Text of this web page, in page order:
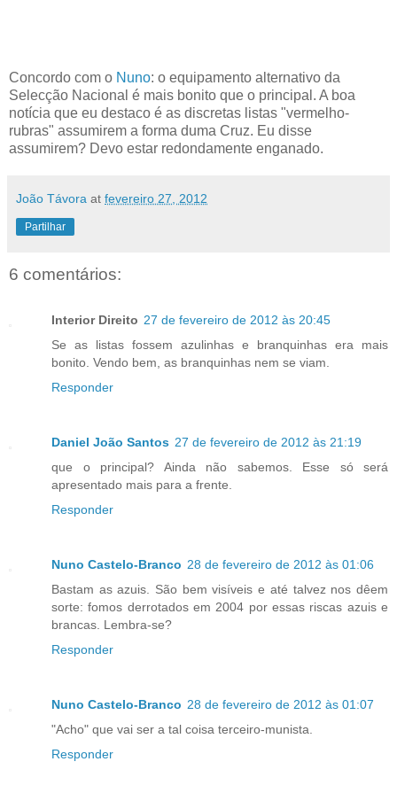
Concordo com o Nuno: o equipamento alternativo da
Selecção Nacional é mais bonito que o principal. A boa
notícia que eu destaco é as discretas listas "vermelho-
rubras" assumirem a forma duma Cruz. Eu disse
assumirem? Devo estar redondamente enganado.
João Távora at fevereiro 27, 2012
Partilhar
6 comentários:
Interior Direito 27 de fevereiro de 2012 às 20:45
Se as listas fossem azulinhas e branquinhas era mais
bonito. Vendo bem, as branquinhas nem se viam.
Responder
Daniel João Santos 27 de fevereiro de 2012 às 21:19
que o principal? Ainda não sabemos. Esse só será
apresentado mais para a frente.
Responder
Nuno Castelo-Branco 28 de fevereiro de 2012 às 01:06
Bastam as azuis. São bem visíveis e até talvez nos dêem
sorte: fomos derrotados em 2004 por essas riscas azuis e
brancas. Lembra-se?
Responder
Nuno Castelo-Branco 28 de fevereiro de 2012 às 01:07
"Acho" que vai ser a tal coisa terceiro-munista.
Responder